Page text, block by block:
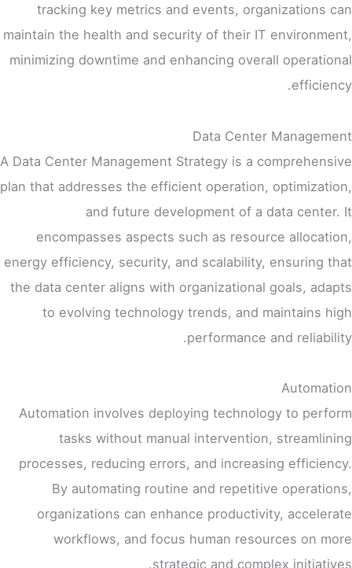
tracking key metrics and events, organizations can
maintain the health and security of their IT environment,
minimizing downtime and enhancing overall operational
efficiency.
Data Center Management
A Data Center Management Strategy is a comprehensive
plan that addresses the efficient operation, optimization,
and future development of a data center. It
encompasses aspects such as resource allocation,
energy efficiency, security, and scalability, ensuring that
the data center aligns with organizational goals, adapts
to evolving technology trends, and maintains high
performance and reliability.
Automation
Automation involves deploying technology to perform
tasks without manual intervention, streamlining
processes, reducing errors, and increasing efficiency.
By automating routine and repetitive operations,
organizations can enhance productivity, accelerate
workflows, and focus human resources on more
strategic and complex initiatives.